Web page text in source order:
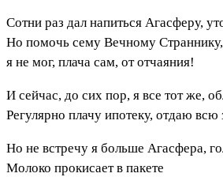
Сотни раз дал напиться Агасферу,
Но помочь сему Вечному Страннику,
я не мог, плача сам, от отчаяния!
И сейчас, до сих пор, я все тот же,
Регулярно плачу ипотеку, отдаю
Но не встречу я больше Агасфера,
Молоко прокисает в пакете